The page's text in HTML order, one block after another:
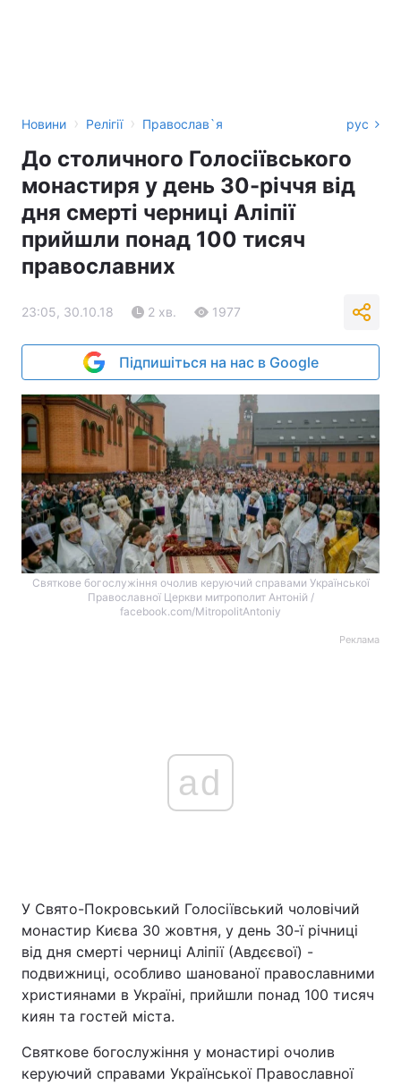
Новини › Релігії › Православ`я рус
До столичного Голосіївського
монастиря у день 30-річчя від
дня смерті черниці Аліпії
прийшли понад 100 тисяч
православних
23:05, 30.10.18 2 хв. 1977
Підпишіться на нас в Google
Святкове богослужіння очолив керуючий справами Української
Православної Церкви митрополит Антоній /
facebook.com/MitropolitAntoniy
Реклама
ad
У Свято-Покровський Голосіївський чоловічий
монастир Києва 30 жовтня, у день 30-ї річниці
від дня смерті черниці Аліпії (Авдєєвої) -
подвижниці, особливо шанованої православними
християнами в Україні, прийшли понад 100 тисяч
киян та гостей міста.
Святкове богослужіння у монастирі очолив
керуючий справами Української Православної